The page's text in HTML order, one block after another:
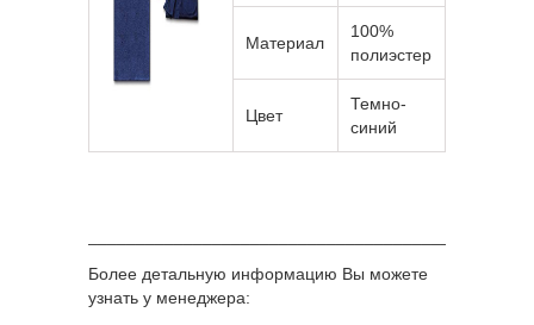
Материал
100%
полиэстер
Цвет
Темно-
синий
Более детальную информацию Вы можете
узнать у менеджера: